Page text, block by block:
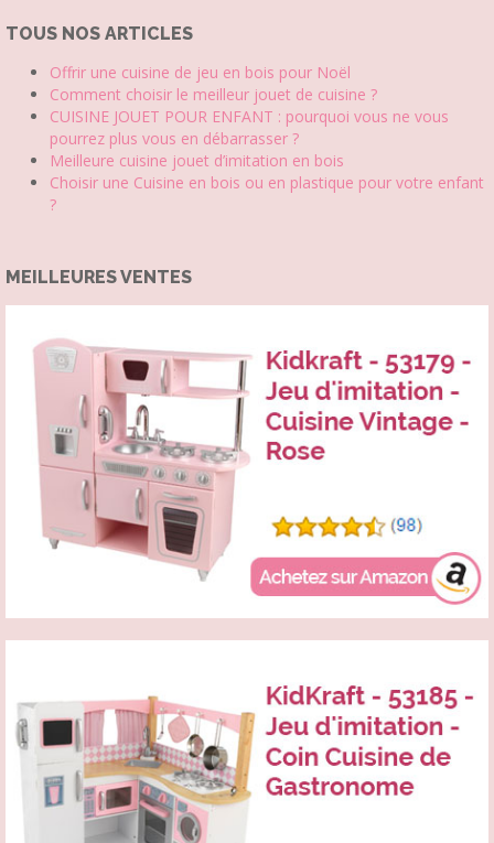
TOUS NOS ARTICLES
Offrir une cuisine de jeu en bois pour Noël
Comment choisir le meilleur jouet de cuisine ?
CUISINE JOUET POUR ENFANT : pourquoi vous ne vous
pourrez plus vous en débarrasser ?
Meilleure cuisine jouet d’imitation en bois
Choisir une Cuisine en bois ou en plastique pour votre enfant
?
MEILLEURES VENTES